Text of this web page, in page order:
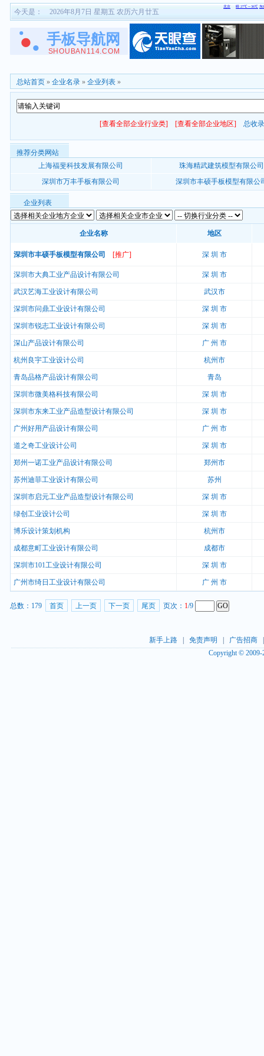
今天是： 2026年8月7日 星期五 农历六月廿五
总站首页 » 企业名录 » 企业列表 »
[查看全部企业行业类] [查看全部企业地区] 总收
推荐分类网站
上海福斐科技发展有限公司
珠海精武建筑模型有限公司
深圳市万丰手板有限公司
深圳市丰硕手板模型有限公
企业列表
企业名称 地区
深圳市丰硕手板模型有限公司 [推广] 深 圳 市
深圳市大典工业产品设计有限公司 深 圳 市
武汉艺海工业设计有限公司 武汉市
深圳市问鼎工业设计有限公司 深 圳 市
深圳市锐志工业设计有限公司 深 圳 市
深山产品设计有限公司 广 州 市
杭州良宇工业设计公司 杭州市
青岛品格产品设计有限公司 青岛
深圳市微美格科技有限公司 深 圳 市
深圳市东来工业产品造型设计有限公司 深 圳 市
广州好用产品设计有限公司 广 州 市
道之奇工业设计公司 深 圳 市
郑州一诺工业产品设计有限公司 郑州市
苏州迪菲工业设计有限公司 苏州
深圳市启元工业产品造型设计有限公司 深 圳 市
绿创工业设计公司 深 圳 市
博乐设计策划机构 杭州市
成都意町工业设计有限公司 成都市
深圳市101工业设计有限公司 深 圳 市
广州市绮日工业设计有限公司 广 州 市
总数： 179 首页 上一页 下一页 尾页 页次： 1/9
新手上路| 免责声明 广告招商
Copyright ©